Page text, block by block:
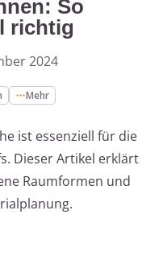
So
richtig
2024
Mehr
ist essenziell für die
Dieser Artikel erklärt
Raumformen und